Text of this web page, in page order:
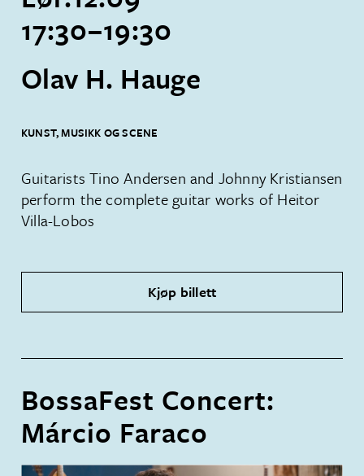
Olav H. Hauge
KUNST, MUSIKK OG SCENE
17:30–19:30
Kjøp billett
Guitarists Tino Andersen and Johnny Kristiansen
perform the complete guitar works of Heitor
Villa-Lobos
BossaFest Concert:
Márcio Faraco